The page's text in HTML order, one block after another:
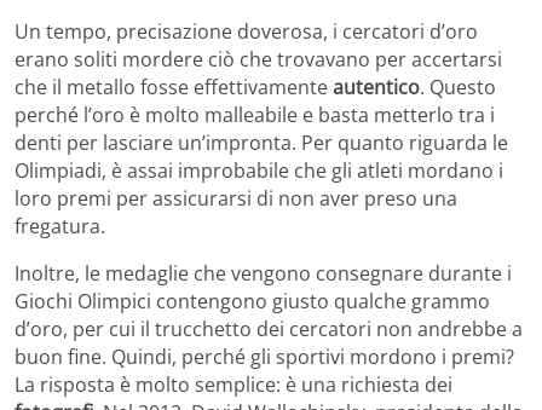
Un tempo, precisazione doverosa, i cercatori d’oro
erano soliti mordere ciò che trovavano per accertarsi
che il metallo fosse effettivamenteautentico. Questo
perché l’oro è molto malleabile e basta metterlo tra i
denti per lasciare un’impronta. Per quanto riguarda le
Olimpiadi, è assai improbabile che gli atleti mordano i
loro premi per assicurarsi di non aver preso una
fregatura.
Inoltre, le medaglie che vengono consegnare durante i
Giochi Olimpici contengono giusto qualche grammo
d’oro, per cui il trucchetto dei cercatori non andrebbe a
buon fine. Quindi, perché gli sportivi mordono i premi?
La risposta è molto semplice: è una richiesta dei